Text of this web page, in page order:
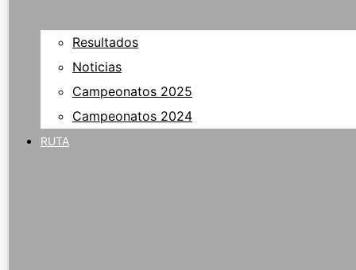
Resultados
Noticias
Campeonatos 2025
Campeonatos 2024
RUTA